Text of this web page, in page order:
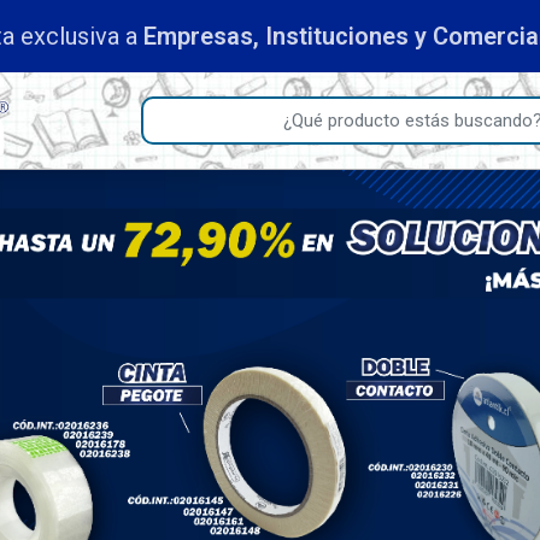
exclusiva a Empresas, Instituciones y